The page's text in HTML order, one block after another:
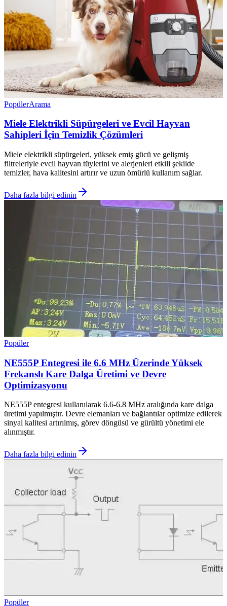
PopülerArama
Miele Elektrikli Süpürgeleri ve Evcil Hayvan
Sahipleri İçin Temizlik Çözümleri
Miele elektrikli süpürgeleri, yüksek emiş gücü ve gelişmiş
filtreleriyle evcil hayvan tüylerini ve alerjenleri etkili şekilde
temizler, hava kalitesini artırır ve uzun ömürlü kullanım sağlar.
Daha fazla bilgi edinin
Popüler
NE555P Entegresi ile 6.6 MHz Üzerinde Yüksek
Frekanslı Kare Dalga Üretimi ve Devre
Optimizasyonu
NE555P entegresi kullanılarak 6.6-6.8 MHz aralığında kare dalga
üretimi yapılmıştır. Devre elemanları ve bağlantılar optimize edilerek
sinyal kalitesi artırılmış, görev döngüsü ve gürültü yönetimi ele
alınmıştır.
Daha fazla bilgi edinin
Popüler